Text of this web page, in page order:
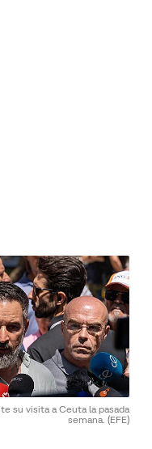
su visita a Ceuta la pasada
semana. (EFE)